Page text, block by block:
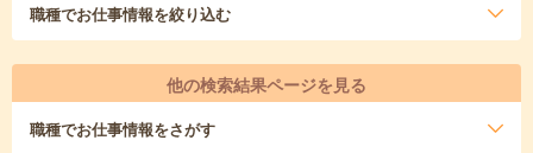
職種でお仕事情報を絞り込む
他の検索結果ページを見る
職種でお仕事情報をさがす